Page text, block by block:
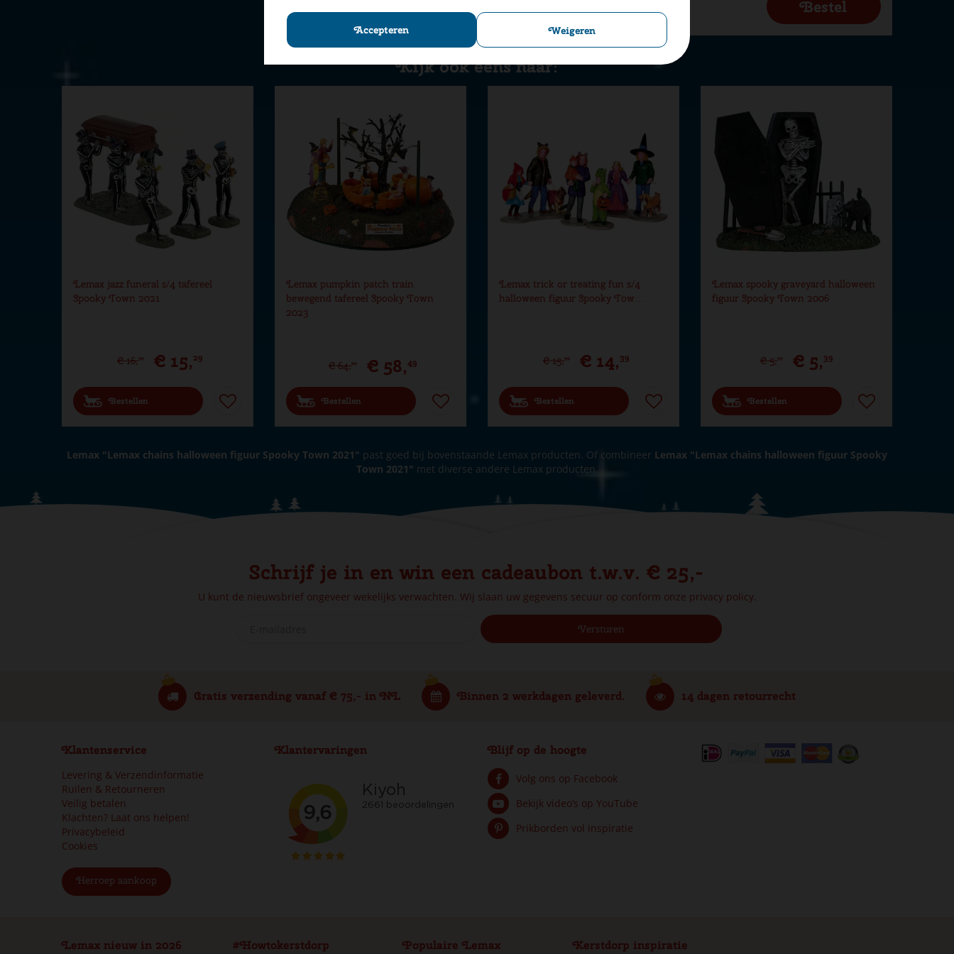
Accepteren Weigeren
Kijk ook eens naar:
Lemax jazz funeral s/4 tafereel
Spooky Town 2021
€ 16,99 € 15,29
Bestellen
Lemax pumpkin patch train
bewegend tafereel Spooky Town
2023
€ 64,99 € 58,49
Bestellen
Lemax trick or treating fun s/4
halloween figuur Spooky Tow…
€ 15,99 € 14,39
Bestellen
Lemax spooky graveyard halloween
figuur Spooky Town 2006
€ 5,99 € 5,39
Bestellen
Lemax "Lemax chains halloween figuur Spooky Town 2021" past goed bij bovenstaande Lemax producten. Of combineer Lemax "Lemax chains halloween figuur Spooky
Town 2021" met diverse andere Lemax producten.
Schrijf je in en win een cadeaubon t.w.v. € 25,-
U kunt de nieuwsbrief ongeveer wekelijks verwachten. Wij slaan uw gegevens secuur op conform onze privacy policy.
Gratis verzending vanaf € 75,- in NL Binnen 2 werkdagen geleverd. 14 dagen retourrecht
Klantenservice
Levering & Verzendinformatie
Ruilen & Retourneren
Veilig betalen
Klachten? Laat ons helpen!
Privacybeleid
Cookies
Herroep aankoop
Klantervaringen Blijf op de hoogte
Volg ons op Facebook
Bekijk video’s op YouTube
Prikborden vol inspiratie
Lemax nieuw in 2026 #Howtokerstdorp
Populaire Lemax
Kerstdorp inspiratie